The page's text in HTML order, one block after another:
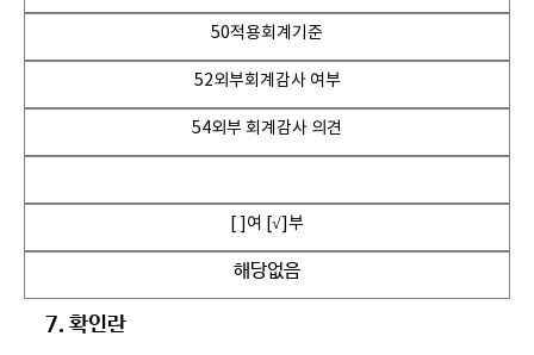
50적용회계기준
52외부회계감사 여부
54외부 회계감사 의견
[ ]여 [√]부
해당없음
7. 확인란